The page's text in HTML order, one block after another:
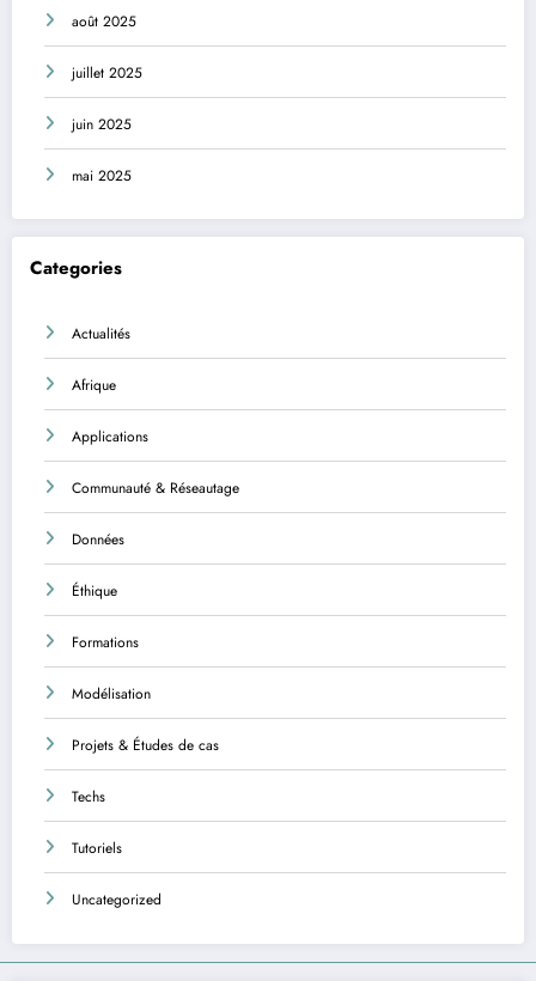
août 2025
juillet 2025
juin 2025
mai 2025
Categories
Actualités
Afrique
Applications
Communauté & Réseautage
Données
Éthique
Formations
Modélisation
Projets & Études de cas
Techs
Tutoriels
Uncategorized